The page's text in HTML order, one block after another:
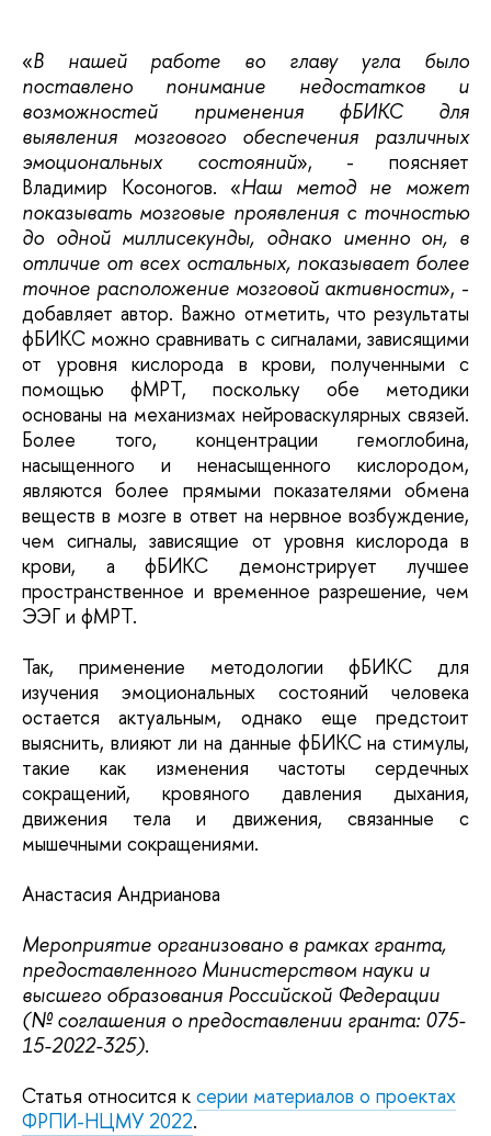
«В нашей работе во главу угла было
поставлено понимание недостатков и
возможностей применения фБИКС для
выявления мозгового обеспечения различных
эмоциональных состояний», - поясняет
Владимир Косоногов. «Наш метод не может
показывать мозговые проявления с точностью
до одной миллисекунды, однако именно он, в
отличие от всех остальных, показывает более
точное расположение мозговой активности», -
добавляет автор. Важно отметить, что результаты
фБИКС можно сравнивать с сигналами, зависящими
от уровня кислорода в крови, полученными с
помощью фМРТ, поскольку обе методики
основаны на механизмах нейроваскулярных связей.
Более того, концентрации гемоглобина,
насыщенного и ненасыщенного кислородом,
являются более прямыми показателями обмена
веществ в мозге в ответ на нервное возбуждение,
чем сигналы, зависящие от уровня кислорода в
крови, а фБИКС демонстрирует лучшее
пространственное и временное разрешение, чем
ЭЭГ и фМРТ.
Так, применение методологии фБИКС для
изучения эмоциональных состояний человека
остается актуальным, однако еще предстоит
выяснить, влияют ли на данные фБИКС на стимулы,
такие как изменения частоты сердечных
сокращений, кровяного давления дыхания,
движения тела и движения, связанные с
мышечными сокращениями.
Анастасия Андрианова
Мероприятие организовано в рамках гранта,
предоставленного Министерством науки и
высшего образования Российской Федерации
(№ соглашения о предоставлении гранта: 075-
15-2022-325).
Статья относится к серии материалов о проектах
ФРПИ-НЦМУ 2022.